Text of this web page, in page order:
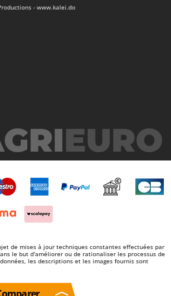
- www.kalei.do
de mises à jour techniques constantes effectuées par
le but d'améliorer ou de rationaliser les processus de
les descriptions et les images fournis sont